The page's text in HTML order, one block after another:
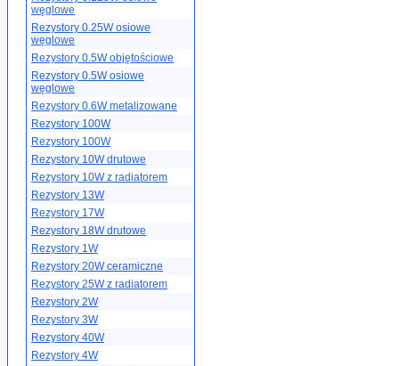
węglowe
Rezystory 0.25W osiowe
węglowe
Rezystory 0.5W objętościowe
Rezystory 0.5W osiowe
węglowe
Rezystory 0.6W metalizowane
Rezystory 100W
Rezystory 100W
Rezystory 10W drutowe
Rezystory 10W z radiatorem
Rezystory 13W
Rezystory 17W
Rezystory 18W drutowe
Rezystory 1W
Rezystory 20W ceramiczne
Rezystory 25W z radiatorem
Rezystory 2W
Rezystory 3W
Rezystory 40W
Rezystory 4W